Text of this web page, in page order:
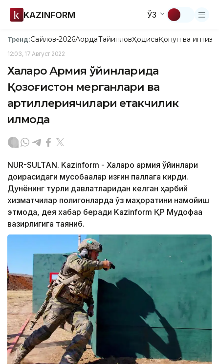
KAZINFORM ЎЗ
Тренд:Сайлов-2026АқордаТайинловҲодисаҚонун ва
12:03, 17 Август 2022
Халқаро Армия ўйинларида
Қозоғистон мерганлари ва
артиллериячилари етакчилик
қилмоқда
NUR-SULTAN. Kazinform - Халқаро армия ўйинлари
доирасидаги мусобақалар қизғин паллага кирди.
Дунёнинг турли давлатларидан келган ҳарбий
хизматчилар полигонларда ўз маҳоратини намойиш
этмоқда, дея хабар беради Kazinform ҚР Мудофаа
вазирлигига таяниб.